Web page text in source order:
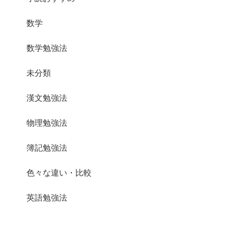
数学
数学勉強法
未分類
漢文勉強法
物理勉強法
簿記勉強法
色々な違い・比較
英語勉強法